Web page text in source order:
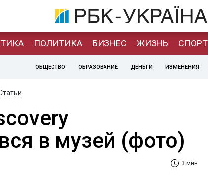
ПОЛИТИКА БИЗНЕС ЖИЗНЬ СПОРТ
ОБЩЕСТВО ОБРАЗОВАНИЕ ДЕНЬГИ ИЗМЕНЕНИЯ
в музей (фото)
3 мин